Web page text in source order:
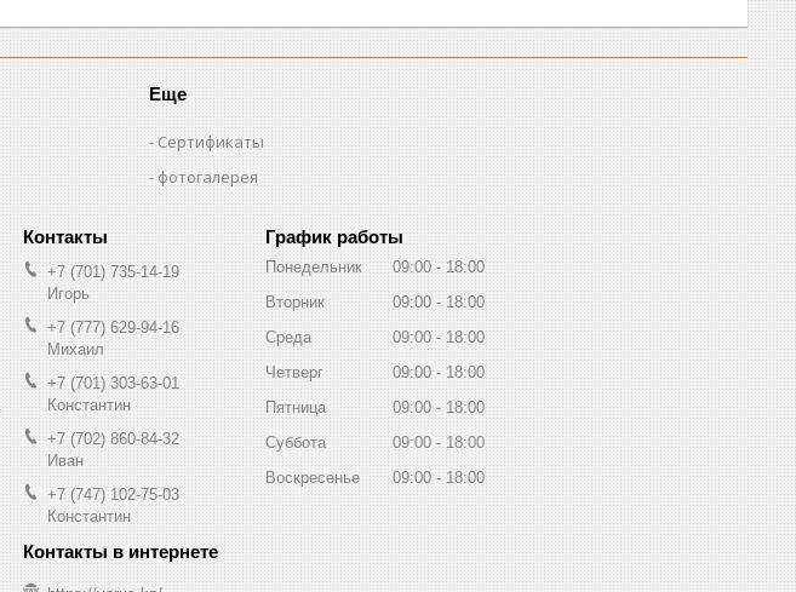
Еще
Сертификаты
фотогалерея
+7 (701) 735-14-19
Игорь
+7 (777) 629-94-16
Михаил
+7 (701) 303-63-01
Константин
+7 (702) 860-84-32
Иван
+7 (747) 102-75-03
Константин
График работы
Понедельник 09:00
18:00
Вторник
09:00
18:00
Среда
09:00
18:00
Четверг
09:00
18:00
Пятница
09:00
18:00
Суббота
09:00
18:00
Воскресенье
09:00 18:00